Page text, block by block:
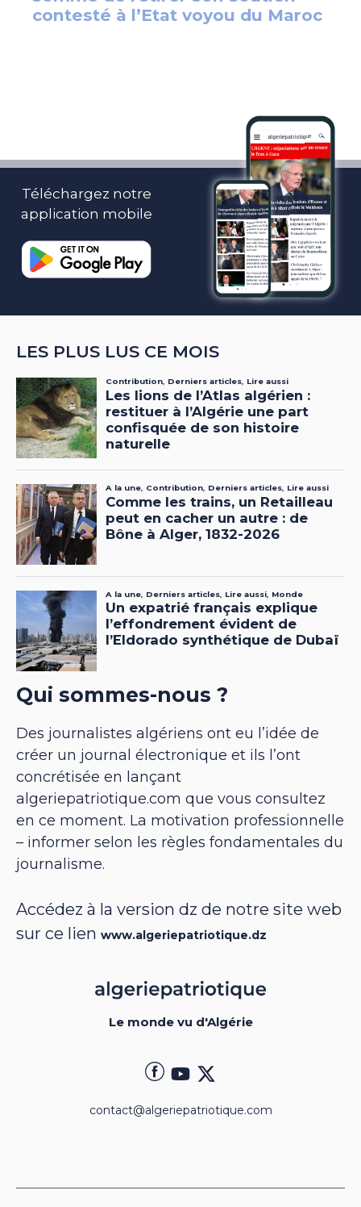
Téléchargez notre
application mobile
LES PLUS LUS CE MOIS
Qui sommes-nous ?
Des journalistes algériens ont eu l’idée de
créer un journal électronique et ils l’ont
concrétisée en lançant
algeriepatriotique.com que vous consultez
en ce moment. La motivation professionnelle
– informer selon les règles fondamentales du
journalisme.
Accédez à la version dz de notre site web
sur ce lien www.algeriepatriotique.dz
Le monde vu d'Algérie
contact@algeriepatriotique.com